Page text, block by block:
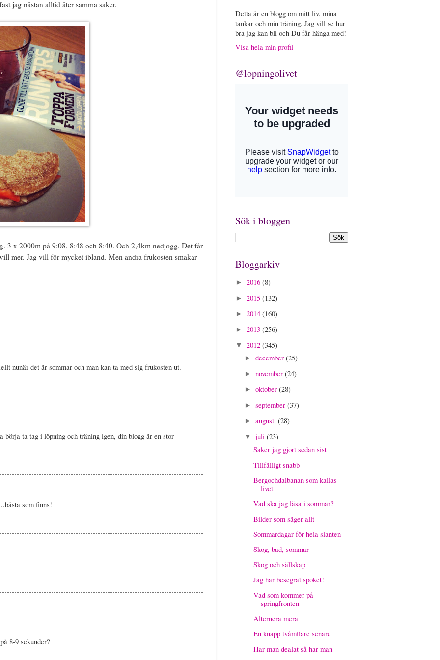
jag nästan alltid äter samma saker.
3 x 2000m på 9:08, 8:48 och 8:40. Och 2,4km nedjogg. Det får
mer. Jag vill för mycket ibland. Men andra frukosten smakar
nunär det är sommar och man kan ta med sig frukosten ut.
börja ta tag i löpning och träning igen, din blogg är en stor
som finns!
8-9 sekunder?
Detta är en blogg om mitt liv, mina
tankar och min träning. Jag vill se hur
bra jag kan bli och Du får hänga med!
Visa hela min profil
@lopningolivet
Sök i bloggen
Bloggarkiv
► 2016 (8)
► 2015 (132)
► 2014 (160)
► 2013 (256)
▼ 2012 (345)
► december (25)
► november (24)
► oktober (28)
► september (37)
► augusti (28)
▼ juli (23)
Saker jag gjort sedan sist
Tillfälligt snabb
Bergochdalbanan som kallas
livet
Vad ska jag läsa i sommar?
Bilder som säger allt
Sommardagar för hela slanten
Skog, bad, sommar
Skog och sällskap
Jag har besegrat spöket!
Vad som kommer på
springfronten
Alternera mera
En knapp tvåmilare senare
Har man dealat så har man